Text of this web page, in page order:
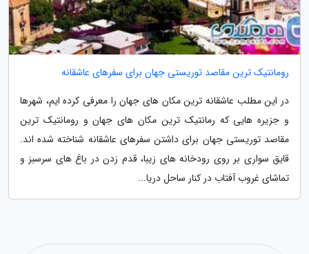
رومانتیک ترین مقاصد توریستی جهان برای سفرهای عاشقانه
در این مطلب عاشقانه ترین مکان های جهان را معرفی کرده ایم، شهرها
و جزیره هایی که رمانتیک ترین مکان های جهان و رومانتیک ترین
مقاصد توریستی جهان برای داشتن سفرهای عاشقانه شناخته شده اند.
قایق سواری بر روی رودخانه های زیبا، قدم زدن در باغ های سرسبز و
تماشای غروب آفتاب در کنار ساحل دریا...